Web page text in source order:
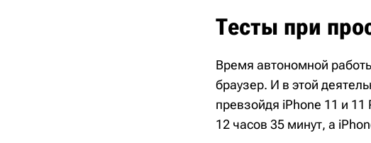
Тесты при
Время автономной
браузер. И в этой
превзойдя iPhone 11 и 11
12 часов 35 минут, а